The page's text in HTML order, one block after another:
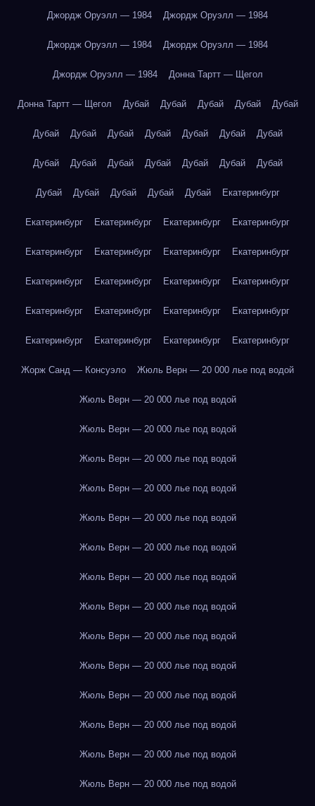
Джордж Оруэлл — 1984 Джордж Оруэлл — 1984
Джордж Оруэлл — 1984 Джордж Оруэлл — 1984
Джордж Оруэлл — 1984 Донна Тартт — Щегол
Донна Тартт — Щегол Дубай Дубай Дубай Дубай Дубай
Дубай Дубай Дубай Дубай Дубай Дубай Дубай
Дубай Дубай Дубай Дубай Дубай Дубай Дубай
Дубай Дубай Дубай Дубай Дубай Екатеринбург
Екатеринбург Екатеринбург Екатеринбург Екатеринбург
Екатеринбург Екатеринбург Екатеринбург Екатеринбург
Екатеринбург Екатеринбург Екатеринбург Екатеринбург
Екатеринбург Екатеринбург Екатеринбург Екатеринбург
Екатеринбург Екатеринбург Екатеринбург Екатеринбург
Жорж Санд — Консуэло Жюль Верн — 20 000 лье под водой
Жюль Верн — 20 000 лье под водой
Жюль Верн — 20 000 лье под водой
Жюль Верн — 20 000 лье под водой
Жюль Верн — 20 000 лье под водой
Жюль Верн — 20 000 лье под водой
Жюль Верн — 20 000 лье под водой
Жюль Верн — 20 000 лье под водой
Жюль Верн — 20 000 лье под водой
Жюль Верн — 20 000 лье под водой
Жюль Верн — 20 000 лье под водой
Жюль Верн — 20 000 лье под водой
Жюль Верн — 20 000 лье под водой
Жюль Верн — 20 000 лье под водой
Жюль Верн — 20 000 лье под водой